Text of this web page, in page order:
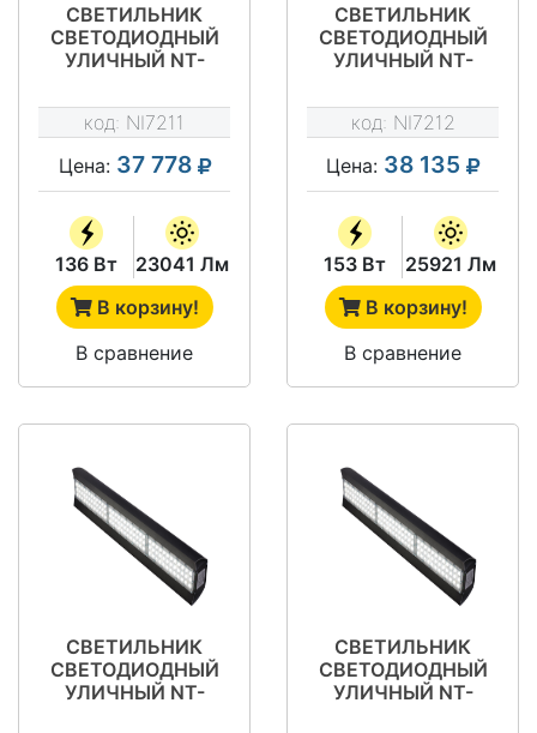
СВЕТИЛЬНИК
СВЕТОДИОДНЫЙ
УЛИЧНЫЙ NT-
Д OSRAM
код: NI7211
Цена: 37 778
136 Вт
23041 Лм
В корзину!
В сравнение
СВЕТИЛЬНИК
СВЕТОДИОДНЫЙ
УЛИЧНЫЙ NT-
Д OSRAM
код: NI7212
Цена: 38 135
153 Вт
25921 Лм
В корзину!
В сравнение
СВЕТИЛЬНИК
СВЕТОДИОДНЫЙ
УЛИЧНЫЙ NT-
СВЕТИЛЬНИК
СВЕТОДИОДНЫЙ
УЛИЧНЫЙ NT-